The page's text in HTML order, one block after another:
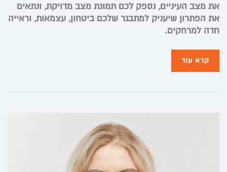
את מצב העיניים, נספק לכם תמונת מצב מדויקת, ונתאים
את הפתרון שיעניק למתבגר שלכם ביטחון, עצמאות, וראייה
חדה למרחקים.
קרא עוד